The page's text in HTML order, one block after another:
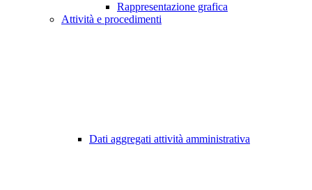
Rappresentazione grafica
Attività e procedimenti
Dati aggregati attività amministrativa